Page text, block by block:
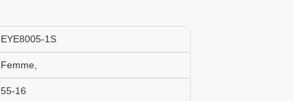
EYE8005-1S
Femme,
55-16